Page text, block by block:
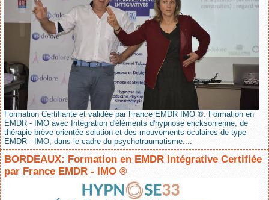
Formation Certifiante et validée par France EMDR IMO ®. Formation en
EMDR - IMO avec Intégration d'éléments d'hypnose ericksonienne, de
thérapie brève orientée solution et des mouvements oculaires de type
EMDR - IMO, dans le cadre du psychotraumatisme....
BORDEAUX: Formation en EMDR Intégrative Certifiée
par France EMDR - IMO ®